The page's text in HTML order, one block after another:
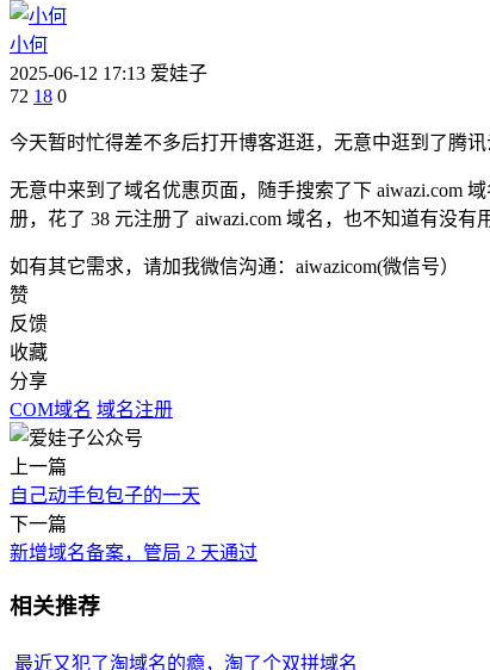
小何
2025-06-12 17:13 爱娃子
72 18 0
今天暂时忙得差不多后打开博客逛逛，无意中逛到了腾
无意中来到了域名优惠页面，随手搜索了下 aiwazi.com
册，花了 38 元注册了 aiwazi.com 域名，也不知道有没有用
如有其它需求，请加我微信沟通：aiwazicom(微信号）
赞
反馈
收藏
分享
COM域名 域名注册
上一篇
自己动手包包子的一天
下一篇
新增域名备案，管局 2 天通过
相关推荐
最近又犯了淘域名的瘾，淘了个双拼域名